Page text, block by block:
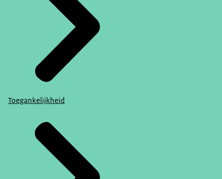
Toegankelijkheid